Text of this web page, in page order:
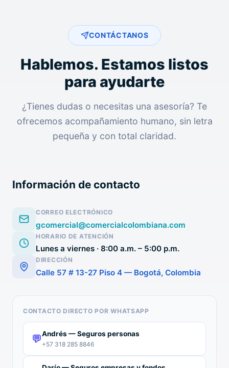
CONTÁCTANOS
Hablemos. Estamos listos
para ayudarte
¿Tienes dudas o necesitas una asesoría? Te
ofrecemos acompañamiento humano, sin letra
pequeña y con total claridad.
Información de contacto
CORREO ELECTRÓNICO
gcomercial@comercialcolombiana.com
HORARIO DE ATENCIÓN
Lunes a viernes · 8:00 a.m. – 5:00 p.m.
DIRECCIÓN
Calle 57 # 13-27 Piso 4 — Bogotá, Colombia
CONTACTO DIRECTO POR WHATSAPP
💬Andrés — Seguros personas
+57 318 285 8846